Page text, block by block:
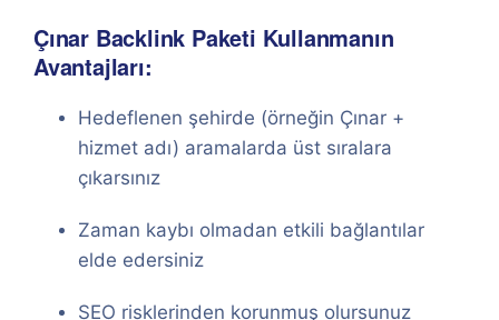
Çınar Backlink Paketi Kullanmanın
Avantajları:
Hedeflenen şehirde (örneğin Çınar +
hizmet adı) aramalarda üst sıralara
çıkarsınız
Zaman kaybı olmadan etkili bağlantılar
elde edersiniz
SEO risklerinden korunmuş olursunuz